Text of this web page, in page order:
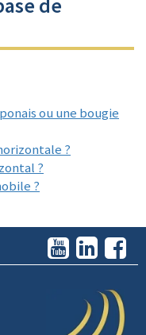
ou une bougie
?
?
?